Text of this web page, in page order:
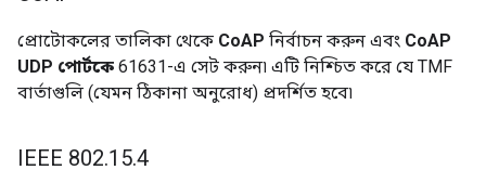
প্রোটোকলের তালিকা থেকে CoAP নির্বাচন করুন এবং CoAP
UDP পোর্টকে 61631-এ সেট করুন৷ এটি নিশ্চিত করে যে TMF
বার্তাগুলি (যেমন ঠিকানা অনুরোধ) প্রদর্শিত হবে৷
IEEE 802.15.4